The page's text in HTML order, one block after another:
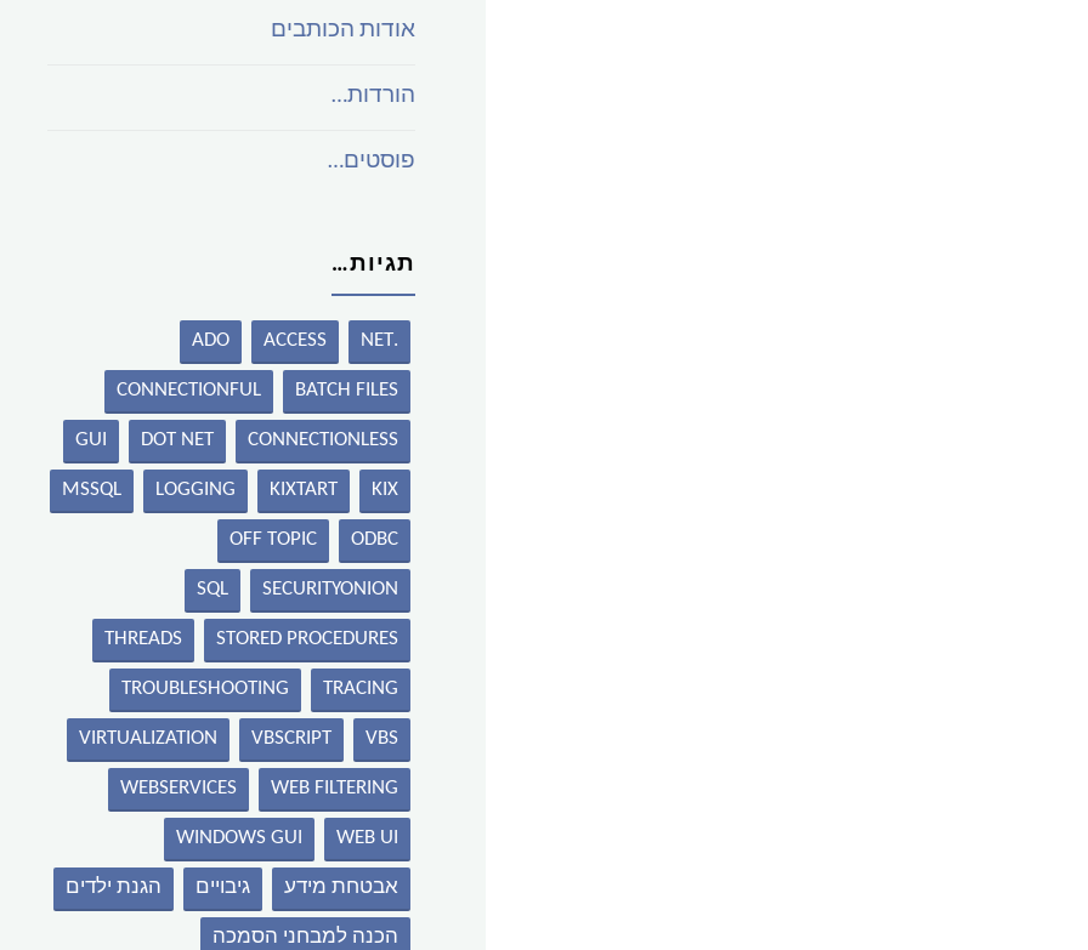
אודות הכותבים
הורדות…
פוסטים…
תגיות…
.NET
ACCESS
ADO
BATCH FILES
CONNECTIONFUL
CONNECTIONLESS
DOT NET
GUI
KIX
KIXTART
LOGGING
MSSQL
ODBC
OFF TOPIC
SECURITYONION
SQL
STORED PROCEDURES
THREADS
TRACING
TROUBLESHOOTING
VBS
VBSCRIPT
VIRTUALIZATION
WEB FILTERING
WEBSERVICES
WEB UI
WINDOWS GUI
אבטחת מידע גיבויים הגנת ילדים
הכנה למבחני הסמכה